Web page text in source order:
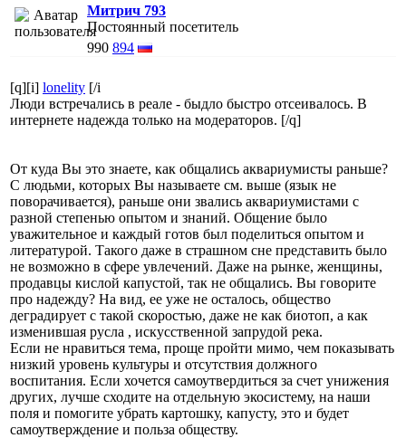
Митрич 793
Постоянный посетитель
990 894
[q][i] lonelity [/i
Люди встречались в реале - быдло быстро отсеивалось. В
интернете надежда только на модераторов. [/q]
От куда Вы это знаете, как общались аквариумисты раньше?
С людьми, которых Вы называете см. выше (язык не
поворачивается), раньше они звались аквариумистами с
разной степенью опытом и знаний. Общение было
уважительное и каждый готов был поделиться опытом и
литературой. Такого даже в страшном сне представить было
не возможно в сфере увлечений. Даже на рынке, женщины,
продавцы кислой капустой, так не общались. Вы говорите
про надежду? На вид, ее уже не осталось, общество
деградирует с такой скоростью, даже не как биотоп, а как
изменившая русла , искусственной запрудой река.
Если не нравиться тема, проще пройти мимо, чем показывать
низкий уровень культуры и отсутствия должного
воспитания. Если хочется самоутвердиться за счет унижения
других, лучше сходите на отдельную экосистему, на наши
поля и помогите убрать картошку, капусту, это и будет
самоутверждение и польза обществу.